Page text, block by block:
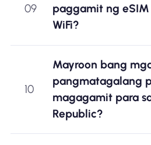
09
paggamit ng eSIM
WiFi?
10
Mayroon bang
pangmatagalang
magagamit para
Republic?